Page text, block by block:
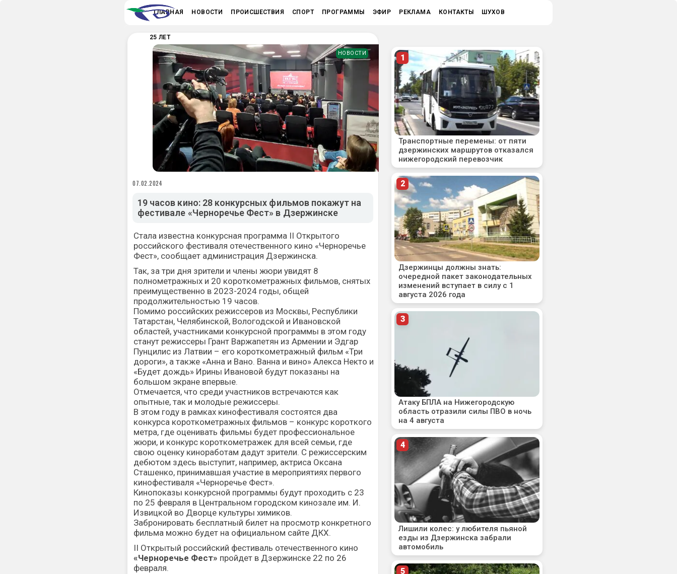
ГЛАВНАЯ НОВОСТИ ПРОИСШЕСТВИЯ СПОРТ ПРОГРАММЫ ЭФИР РЕКЛАМА КОНТАКТЫ ШУХОВ
25 ЛЕТ
НОВОСТИ
07.02.2024
19 часов кино: 28 конкурсных фильмов покажут на
фестивале «Черноречье Фест» в Дзержинске
Стала известна конкурсная программа II Открытого
российского фестиваля отечественного кино «Черноречье
Фест», сообщает администрация Дзержинска.
Так, за три дня зрители и члены жюри увидят 8
полнометражных и 20 короткометражных фильмов, снятых
преимущественно в 2023-2024 годы, общей
продолжительностью 19 часов.
Помимо российских режиссеров из Москвы, Республики
Татарстан, Челябинской, Вологодской и Ивановской
областей, участниками конкурсной программы в этом году
станут режиссеры Грант Варжапетян из Армении и Эдгар
Пунцилис из Латвии – его короткометражный фильм «Три
дороги», а также «Анна и Вано. Ванна и вино» Алекса Некто и
«Будет дождь» Ирины Ивановой будут показаны на
большом экране впервые.
Отмечается, что среди участников встречаются как
опытные, так и молодые режиссеры.
В этом году в рамках кинофестиваля состоятся два
конкурса короткометражных фильмов – конкурс короткого
метра, где оценивать фильмы будет профессиональное
жюри, и конкурс короткометражек для всей семьи, где
свою оценку киноработам дадут зрители. С режиссерским
дебютом здесь выступит, например, актриса Оксана
Сташенко, принимавшая участие в мероприятиях первого
кинофестиваля «Черноречье Фест».
Кинопоказы конкурсной программы будут проходить с 23
по 25 февраля в Центральном городском кинозале им. И.
Извицкой во Дворце культуры химиков.
Забронировать бесплатный билет на просмотр конкретного
фильма можно будет на официальном сайте ДКХ.
II Открытый российский фестиваль отечественного кино
«Черноречье Фест» пройдет в Дзержинске 22 по 26
февраля.